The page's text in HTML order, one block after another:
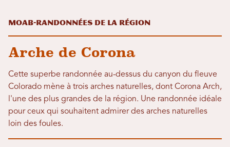
Moab-Randonnées de la région
Arche de Corona
Cette superbe randonnée au-dessus du canyon du fleuve
Colorado mène à trois arches naturelles, dont Corona Arch,
l'une des plus grandes de la région. Une randonnée idéale
pour ceux qui souhaitent admirer des arches naturelles
loin des foules.